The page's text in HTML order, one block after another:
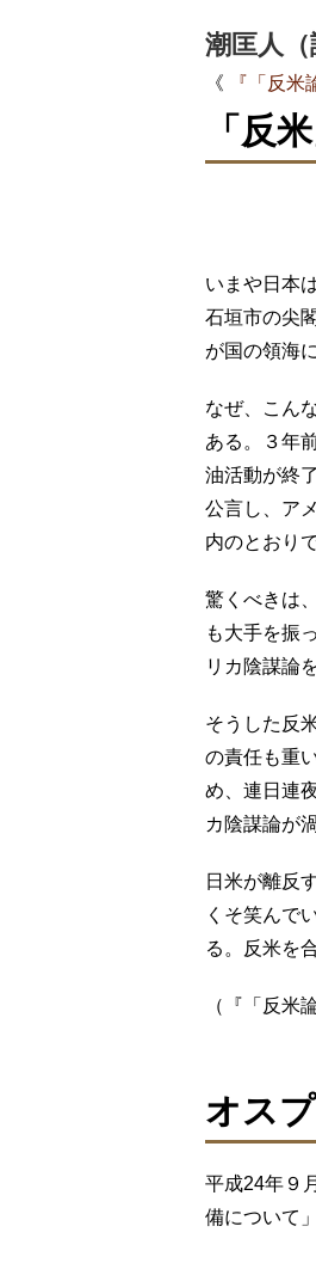
潮匡人（
《 『「反
「反
いまや日本
石垣市の尖
が国の領海
なぜ、こん
ある。３年
油活動が終
公言し、ア
内のとおり
驚くべきは
も大手を振
リカ陰謀論
そうした反
の責任も重
め、連日連
カ陰謀論が
日米が離反
くそ笑んで
る。反米を
（『「反米
オス
平成24年９
備について